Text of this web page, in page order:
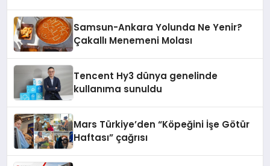
Samsun-Ankara Yolunda Ne Yenir?
Çakallı Menemeni Molası
Tencent Hy3 dünya genelinde
kullanıma sunuldu
Mars Türkiye’den “Köpeğini İşe Götür
Haftası” çağrısı